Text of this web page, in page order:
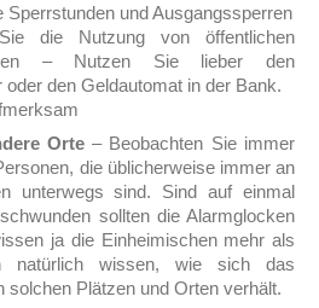
Sperrstunden und Ausgangssperren
die Nutzung von öffentlichen
– Nutzen Sie lieber den
oder den Geldautomat in der Bank.
Orte– Beobachten Sie immer
die üblicherweise immer an
unterwegs sind. Sind auf einmal
sollten die Alarmglocken
ja die Einheimischen mehr als
natürlich wissen, wie sich das
solchen Plätzen und Orten verhält.